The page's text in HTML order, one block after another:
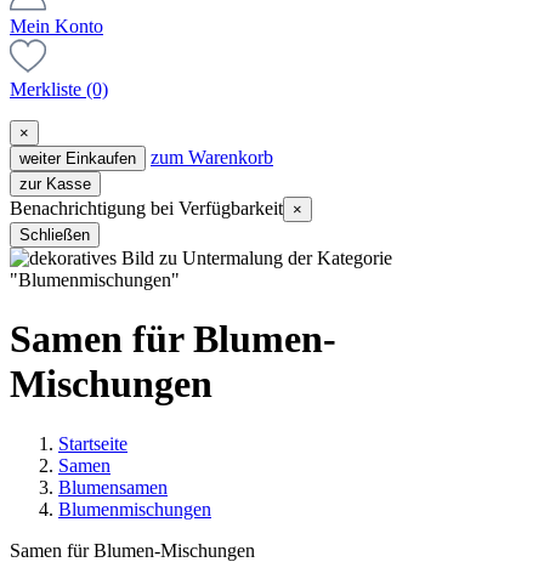
Mein Konto
Merkliste (0)
×
weiter Einkaufen
zum Warenkorb
zur Kasse
Benachrichtigung bei Verfügbarkeit ×
Schließen
Samen für Blumen-
Mischungen
Startseite
Samen
Blumensamen
Blumenmischungen
Samen für Blumen-Mischungen